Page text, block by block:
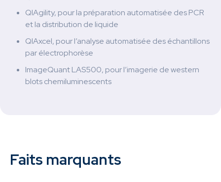
QIAgility, pour la préparation automatisée des PCR
et la distribution de liquide
QIAxcel, pour l’analyse automatisée des échantillons
par électrophorèse
ImageQuant LAS500, pour l’imagerie de western
blots chemiluminescents
Faits marquants